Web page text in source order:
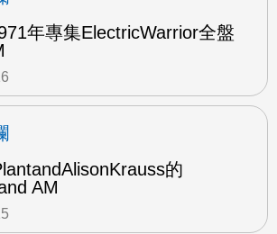
年專集ElectricWarrior全盤
的
AM